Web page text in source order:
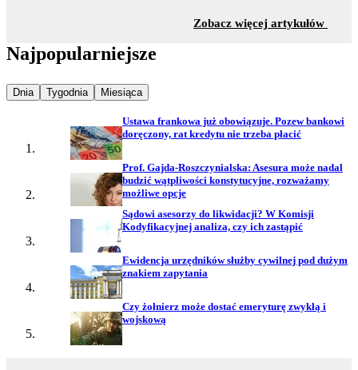
Zobacz więcej artykułów
Najpopularniejsze
Najpopularniejsze wiadomości z
Dnia Najpopularniejsze wiadomości z
Tygodnia Najpopularniejsze wiadomości z
Miesiąca
Ustawa frankowa już obowiązuje. Pozew bankowi
doręczony, rat kredytu nie trzeba płacić
Prof. Gajda-Roszczynialska: Asesura może nadal
budzić wątpliwości konstytucyjne, rozważamy
możliwe opcje
Sądowi asesorzy do likwidacji? W Komisji
Kodyfikacyjnej analiza, czy ich zastąpić
Ewidencja urzędników służby cywilnej pod dużym
znakiem zapytania
Czy żołnierz może dostać emeryturę zwykłą i
wojskową